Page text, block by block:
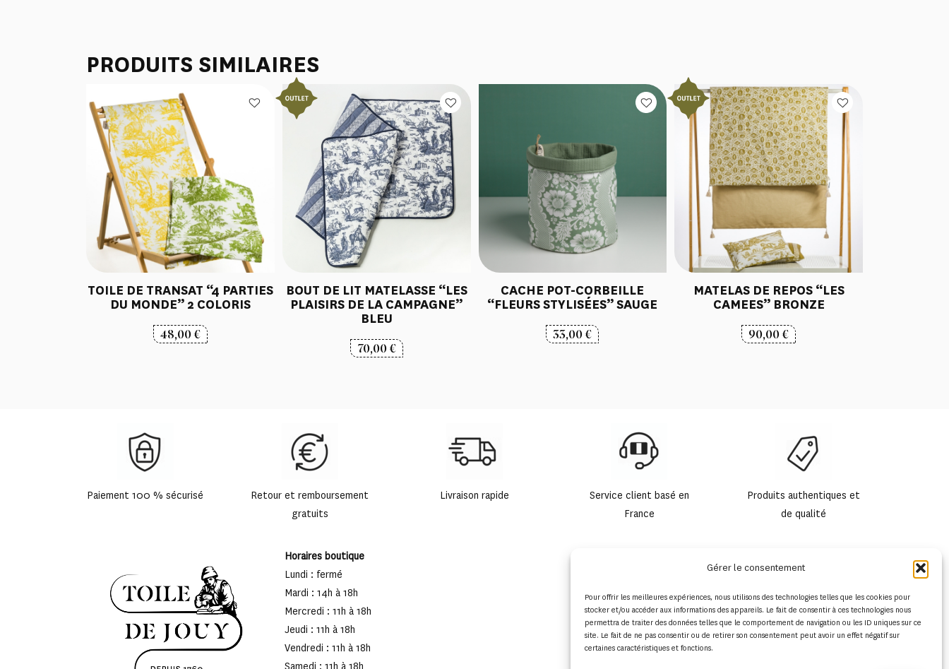
Gérer le consentement
Pour offrir les meilleures expériences, nous utilisons des technologies telles que les cookies pour
stocker et/ou accéder aux informations des appareils. Le fait de consentir à ces technologies nous
permettra de traiter des données telles que le comportement de navigation ou les ID uniques sur ce
site. Le fait de ne pas consentir ou de retirer son consentement peut avoir un effet négatif sur
certaines caractéristiques et fonctions.
PRODUITS SIMILAIRES
TOILE DE TRANSAT “4 PARTIES
DU MONDE” 2 COLORIS
48,00€
BOUT DE LIT MATELASSE “LES
PLAISIRS DE LA CAMPAGNE”
BLEU
70,00€
CACHE POT-CORBEILLE
“FLEURS STYLISÉES” SAUGE
33,00€
MATELAS DE REPOS “LES
CAMEES” BRONZE
90,00€
Paiement 100 % sécurisé
Retour et remboursement
gratuits
Livraison rapide
Service client basé en
France
Produits authentiques et
de qualité
Horaires boutique
Lundi : fermé
Mardi : 14h à 18h
Mercredi : 11h à 18h
Jeudi : 11h à 18h
Vendredi : 11h à 18h
Samedi : 11h à 18h